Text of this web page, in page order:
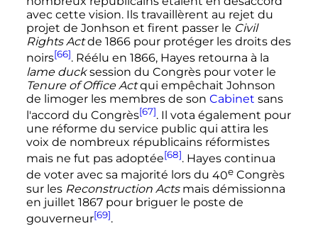
avec cette vision. Ils travaillèrent au rejet du
projet de Jonhson et firent passer le Civil
Rights Actde 1866 pour protéger les droits des
noirs[66]. Réélu en 1866, Hayes retourna à la
lame ducksession du Congrès pour voter le
Tenure of Office Actqui empêchait Johnson
de limoger les membres de son Cabinet sans
l'accord du Congrès[67]. Il vota également pour
une réforme du service public qui attira les
voix de nombreux républicains réformistes
mais ne fut pas adoptée[68]. Hayes continua
de voter avec sa majorité lors du 40eCongrès
sur les Reconstruction Actsmais démissionna
en juillet 1867pour briguer le poste de
gouverneur[69].